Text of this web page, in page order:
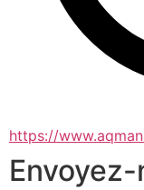
https://